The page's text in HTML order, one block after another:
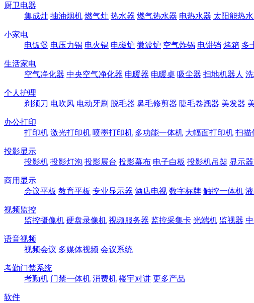
厨卫电器
集成灶 抽油烟机 燃气灶 热水器 燃气热水器 电热水器 太阳能热
小家电
电饭煲 电压力锅 电火锅 电磁炉 微波炉 空气炸锅 电饼铛 烤箱 多
生活家电
空气净化器 中央空气净化器 电暖器 电暖桌 吸尘器 扫地机器人
个人护理
剃须刀 电吹风 电动牙刷 脱毛器 鼻毛修剪器 睫毛卷翘器 美发器
办公打印
打印机 激光打印机 喷墨打印机 多功能一体机 大幅面打印机 扫描
投影显示
投影机 投影灯泡 投影展台 投影幕布 电子白板 投影机吊架 显示
商用显示
会议平板 教育平板 专业显示器 酒店电视 数字标牌 触控一体机
视频监控
监控摄像机 硬盘录像机 视频服务器 监控采集卡 光端机 监视器
语音视频
视频会议 多媒体视频 会议系统
考勤门禁系统
考勤机 门禁一体机 消费机 楼宇对讲 更多产品
软件